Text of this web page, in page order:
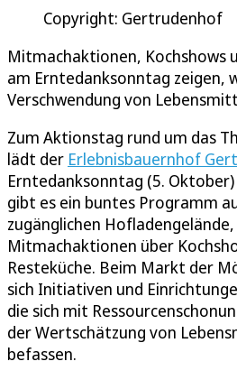
Copyright: Gertrudenhof
Mitmachaktionen, Kochshows
am Erntedanksonntag zeigen,
Verschwendung von
Zum Aktionstag rund um das
lädt der Erlebnisbauernhof
Erntedanksonntag (5. Oktober)
gibt es ein buntes Programm
zugänglichen
Mitmachaktionen über
Resteküche. Beim Markt der
sich Initiativen und
die sich mit
der Wertschätzung von
befassen.